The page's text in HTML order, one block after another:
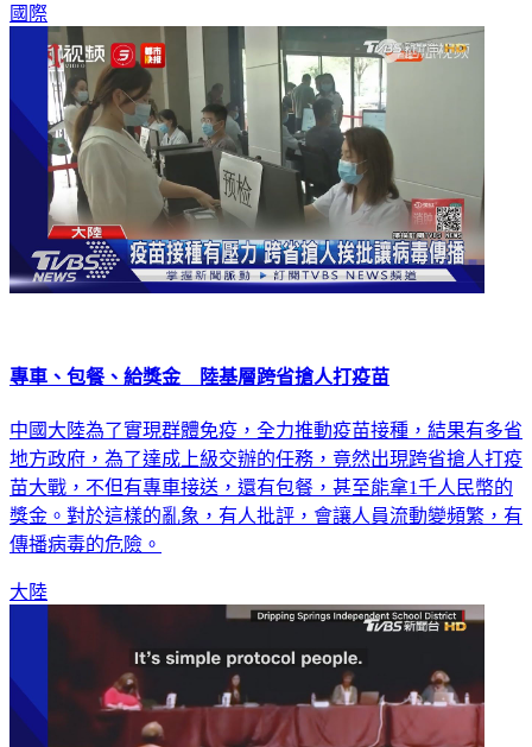
國際
專車、包餐、給獎金 陸基層跨省搶人打疫苗
中國大陸為了實現群體免疫，全力推動疫苗接種，結果有多省
地方政府，為了達成上級交辦的任務，竟然出現跨省搶人打疫
苗大戰，不但有專車接送，還有包餐，甚至能拿1千人民幣的
獎金。對於這樣的亂象，有人批評，會讓人員流動變頻繁，有
傳播病毒的危險。
大陸